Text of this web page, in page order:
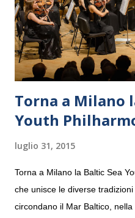
Torna a Milano
Youth
luglio 31, 2015
Torna a Milano la Baltic Sea
che unisce le diverse
circondano il Mar Baltico,